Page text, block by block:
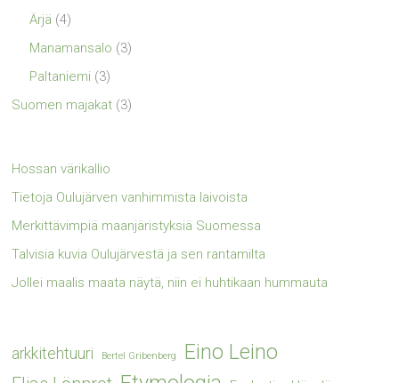
Ärjä (4)
Manamansalo (3)
Paltaniemi (3)
Suomen majakat (3)
Hossan värikallio
Tietoja Oulujärven vanhimmista laivoista
Merkittävimpiä maanjäristyksiä Suomessa
Talvisia kuvia Oulujärvestä ja sen rantamilta
Jollei maalis maata näytä, niin ei huhtikaan hummauta
arkkitehtuuri Bertel Gribenberg Eino Leino